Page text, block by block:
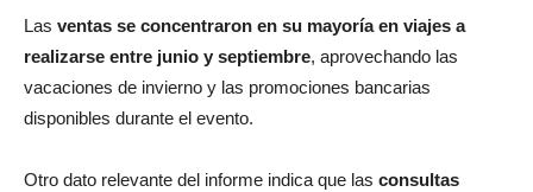
realizarse entre junio y septiembre, aprovechando las
vacaciones de invierno y las promociones bancarias
disponibles durante el evento.
desde dispositivos móviles crecieron un 18% respecto al